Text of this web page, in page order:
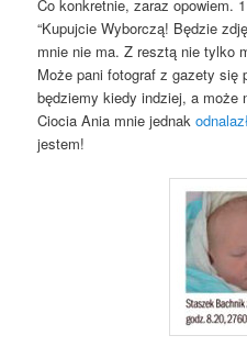
Co konkretnie, zaraz opowiem.
“Kupujcie Wyborczą! Będzie
mnie nie ma. Z resztą nie tylko
Może pani fotograf z gazety się
będziemy kiedy indziej, a
Ciocia Ania mnie jednak
jestem!